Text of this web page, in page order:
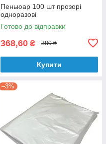
Пеньюар 100 шт прозорі
одноразові
Готово до відправки
368,60 ₴ 380 ₴
Купити
–3%